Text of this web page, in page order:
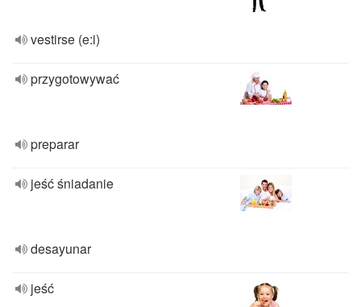
vestirse (e:i)
przygotowywać
preparar
jeść śniadanie
desayunar
jeść